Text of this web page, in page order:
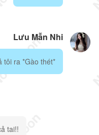
Lưu Mẫn Nhi
tôi ra *Gào thét*
tai!!